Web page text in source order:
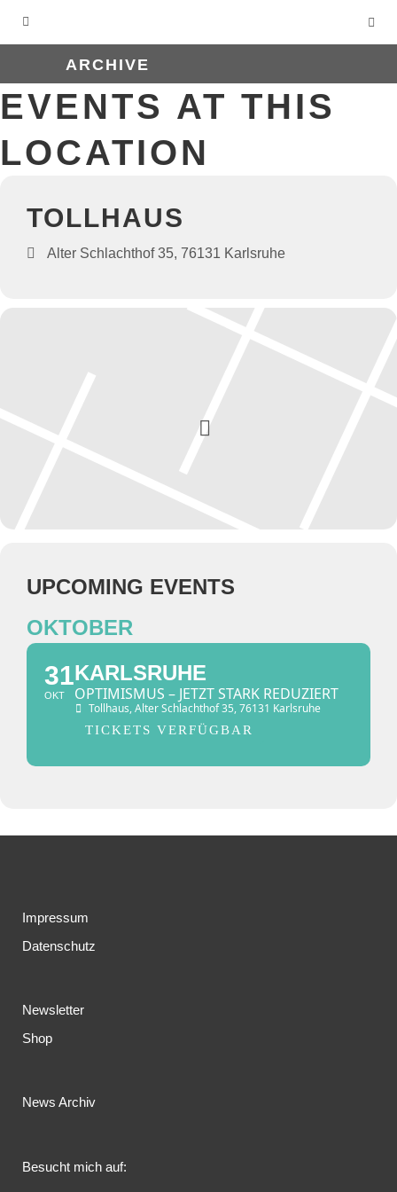
ARCHIVE
EVENTS AT THIS
LOCATION
TOLLHAUS
Alter Schlachthof 35, 76131 Karlsruhe
UPCOMING EVENTS
OKTOBER
31
OKT
KARLSRUHE
OPTIMISMUS – JETZT STARK REDUZIERT
Tollhaus, Alter Schlachthof 35, 76131 Karlsruhe
TICKETS VERFÜGBAR
Impressum
Datenschutz
Newsletter
Shop
News Archiv
Besucht mich auf: